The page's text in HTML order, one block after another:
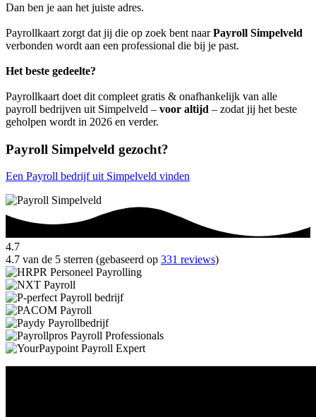
Dan ben je aan het juiste adres.
Payrollkaart zorgt dat jij die op zoek bent naarPayroll Simpelveld
verbonden wordt aan een professional die bij je past.
Het beste gedeelte?
Payrollkaart doet dit compleet gratis & onafhankelijk van alle
payroll bedrijven uit Simpelveld – voor altijd – zodat jij het beste
geholpen wordt in 2026 en verder.
Payroll Simpelveld gezocht?
Een Payroll bedrijf uit Simpelveld vinden
4.7
4.7 van de 5 sterren (gebaseerd op 331 reviews)